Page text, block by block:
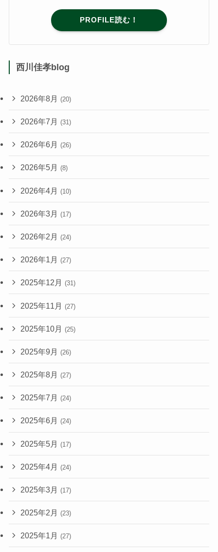
PROFILE読む！
西川佳孝blog
2026年8月 (20)
2026年7月 (31)
2026年6月 (26)
2026年5月 (8)
2026年4月 (10)
2026年3月 (17)
2026年2月 (24)
2026年1月 (27)
2025年12月 (31)
2025年11月 (27)
2025年10月 (25)
2025年9月 (26)
2025年8月 (27)
2025年7月 (24)
2025年6月 (24)
2025年5月 (17)
2025年4月 (24)
2025年3月 (17)
2025年2月 (23)
2025年1月 (27)